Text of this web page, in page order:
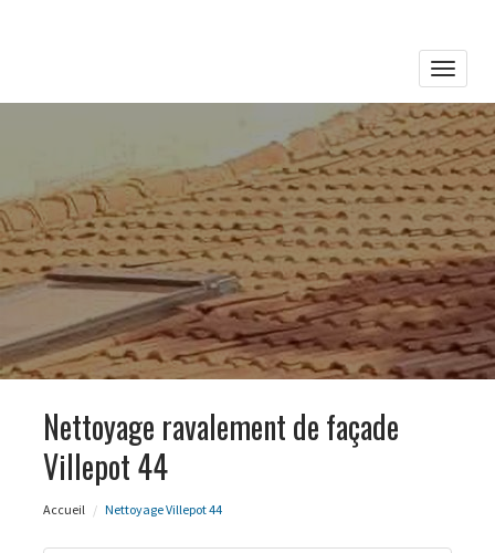
Toggle
Nettoyage ravalement de façade
Villepot 44
Accueil Nettoyage Villepot 44